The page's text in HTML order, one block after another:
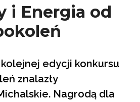
i Energia od
edycji konkursu
znalazły
Nagrodą dla